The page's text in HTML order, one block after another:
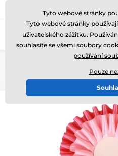
Zavolejte nám (Po-Pá 8-17)
Tyto webové stránky
Tyto webové stránky
uživatelského zážitku.
souhlasíte se všemi soubory
používání
Pouze